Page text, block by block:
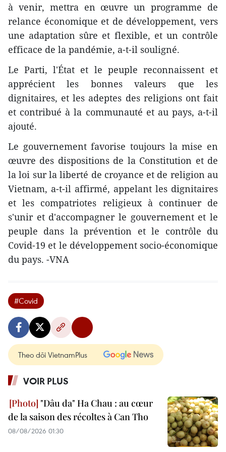
à venir, mettra en œuvre un programme de
relance économique et de développement, vers
une adaptation sûre et flexible, et un contrôle
efficace de la pandémie, a-t-il souligné.
Le Parti, l'État et le peuple reconnaissent et
apprécient les bonnes valeurs que les
dignitaires, et les adeptes des religions ont fait
et contribué à la communauté et au pays, a-t-il
ajouté.
Le gouvernement favorise toujours la mise en
œuvre des dispositions de la Constitution et de
la loi sur la liberté de croyance et de religion au
Vietnam, a-t-il affirmé, appelant les dignitaires
et les compatriotes religieux à continuer de
s'unir et d'accompagner le gouvernement et le
peuple dans la prévention et le contrôle du
Covid-19 et le développement socio-économique
du pays. -VNA
#Covid
Theo dõi VietnamPlus
VOIR PLUS
"Dâu da" Ha Chau : au cœur
de la saison des récoltes à Can Tho
08/08/2026 01:30